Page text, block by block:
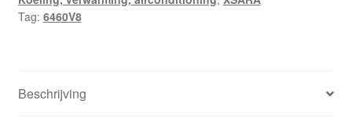
Tag: 6460V8
Beschrijving